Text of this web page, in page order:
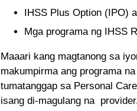
IHSS Plus Option (IPO)
Mga programa ng IHSS
Maaari kang magtanong sa
makumpirma ang programa
tumatanggap sa Personal
isang di-magulang na